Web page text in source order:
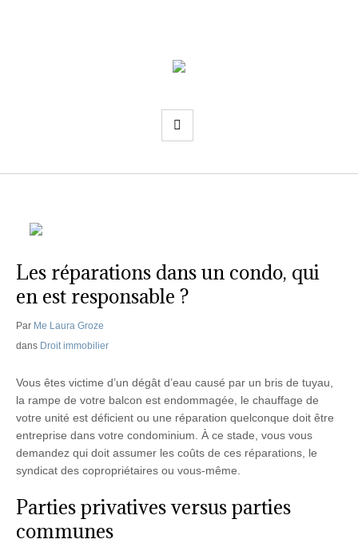
Les réparations dans un condo, qui
en est responsable ?
Par Me Laura Groze
dans Droit immobilier
Vous êtes victime d’un dégât d’eau causé par un bris de tuyau,
la rampe de votre balcon est endommagée, le chauffage de
votre unité est déficient ou une réparation quelconque doit être
entreprise dans votre condominium. À ce stade, vous vous
demandez qui doit assumer les coûts de ces réparations, le
syndicat des copropriétaires ou vous-même.
Parties privatives versus parties
communes